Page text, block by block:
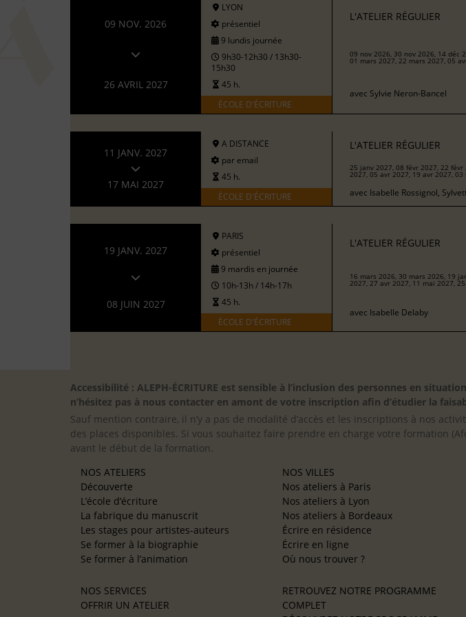
09 NOV. 2026
26 AVRIL 2027
LYON
présentiel
9 lundis journée
9h30-12h30 / 13h30-
15h30
45 h.
ÉCOLE D'ÉCRITURE
L'ATELIER RÉGULIER
09 nov 2026, 30 nov 2026, 14 déc
01 mars 2027, 22 mars 2027, 05
avec Sylvie Neron-Bancel
11 JANV. 2027
17 MAI 2027
A DISTANCE
par email
45 h.
ÉCOLE D'ÉCRITURE
L'ATELIER RÉGULIER
25 janv 2027, 08 févr 2027, 22
2027, 05 avr 2027, 19 avr 2027,
avec Isabelle Rossignol,
19 JANV. 2027
08 JUIN 2027
PARIS
présentiel
9 mardis en journée
10h-13h / 14h-17h
45 h.
ÉCOLE D'ÉCRITURE
L'ATELIER RÉGULIER
16 mars 2026, 30 mars 2026, 19
2027, 27 avr 2027, 11 mai 2027,
avec Isabelle Delaby
Accessibilité : ALEPH-ÉCRITURE est sensible à l’inclusion des personnes en
n’hésitez pas à nous contacter en amont de votre inscription afin d’étudier la
Sauf mention contraire, il n’y a pas de modalité d’accès et les inscriptions à nos
des places disponibles. Si vous souhaitez faire prendre en charge votre formation
avant le début de la formation.
NOS ATELIERS
Découverte
L’école d’écriture
La fabrique du manuscrit
Les stages pour artistes-auteurs
Se former à la biographie
Se former à l’animation
NOS SERVICES
OFFRIR UN ATELIER
NOS VILLES
Nos ateliers à Paris
Nos ateliers à Lyon
Nos ateliers à Bordeaux
Écrire en résidence
Écrire en ligne
Où nous trouver ?
RETROUVEZ NOTRE PROGRAMME
COMPLET